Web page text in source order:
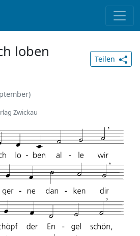
Teilen
loben
Zwickau